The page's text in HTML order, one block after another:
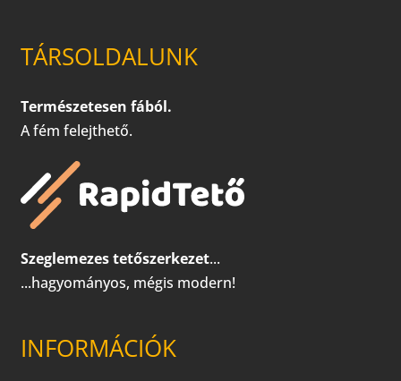
TÁRSOLDALUNK
Természetesen fából.
A fém felejthető.
Szeglemezes tetőszerkezet...
...hagyományos, mégis modern!
INFORMÁCIÓK